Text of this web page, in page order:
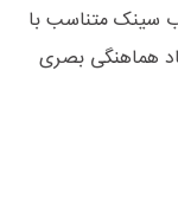
سینک متناسب با
هماهنگی بصری